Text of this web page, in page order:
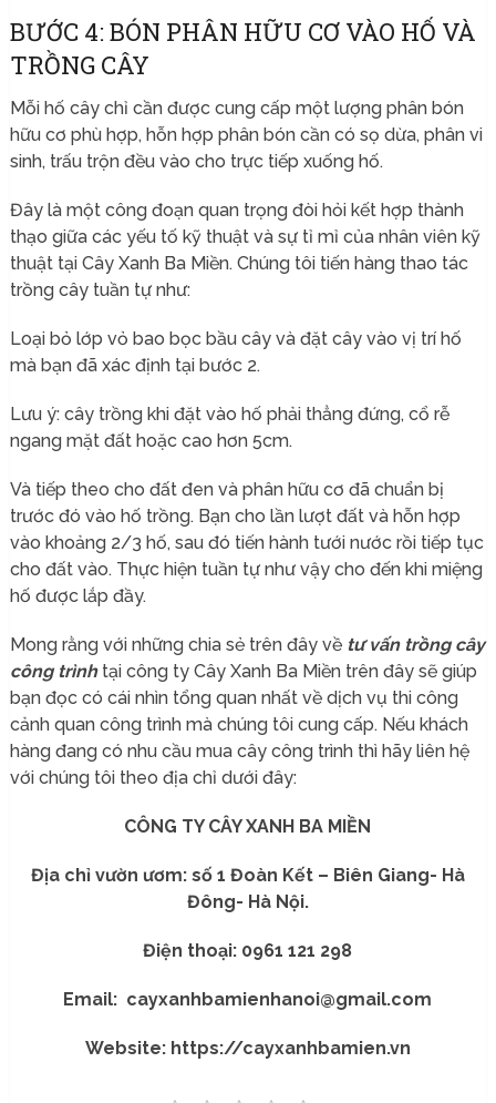
BƯỚC 4: BÓN PHÂN HỮU CƠ VÀO HỐ VÀ
TRỒNG CÂY
Mỗi hố cây chỉ cần được cung cấp một lượng phân bón
hữu cơ phù hợp, hỗn hợp phân bón cần có sọ dừa, phân vi
sinh, trấu trộn đều vào cho trực tiếp xuống hố.
Đây là một công đoạn quan trọng đòi hỏi kết hợp thành
thạo giữa các yếu tố kỹ thuật và sự tỉ mỉ của nhân viên kỹ
thuật tại Cây Xanh Ba Miền. Chúng tôi tiến hàng thao tác
trồng cây tuần tự như:
Loại bỏ lớp vỏ bao bọc bầu cây và đặt cây vào vị trí hố
mà bạn đã xác định tại bước 2.
Lưu ý: cây trồng khi đặt vào hố phải thẳng đứng, cổ rễ
ngang mặt đất hoặc cao hơn 5cm.
Và tiếp theo cho đất đen và phân hữu cơ đã chuẩn bị
trước đó vào hố trồng. Bạn cho lần lượt đất và hỗn hợp
vào khoảng 2/3 hố, sau đó tiến hành tưới nước rồi tiếp tục
cho đất vào. Thực hiện tuần tự như vậy cho đến khi miệng
hố được lắp đầy.
Mong rằng với những chia sẻ trên đây về tư vấn trồng cây
công trìnhtại công ty Cây Xanh Ba Miền trên đây sẽ giúp
bạn đọc có cái nhìn tổng quan nhất về dịch vụ thi công
cảnh quan công trình mà chúng tôi cung cấp. Nếu khách
hàng đang có nhu cầu mua cây công trình thì hãy liên hệ
với chúng tôi theo địa chỉ dưới đây:
CÔNG TY CÂY XANH BA MIỀN
Địa chỉ vườn ươm: số 1 Đoàn Kết – Biên Giang- Hà
Đông- Hà Nội.
Điện thoại: 0961 121 298
Email: cayxanhbamienhanoi@gmail.com
Website: https://cayxanhbamien.vn